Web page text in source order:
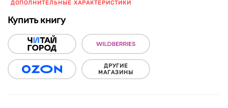
ДОПОЛНИТЕЛЬНЫЕ ХАРАКТЕРИСТИКИ
Купить книгу
ДРУГИЕ
МАГАЗИНЫ